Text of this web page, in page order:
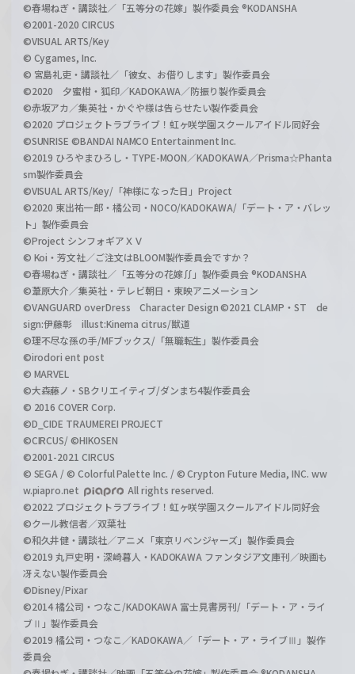
©春場ねぎ・講談社／「五等分の花嫁」製作委員会 ®KODANSHA
©2001-2020 CIRCUS
©VISUAL ARTS/Key
© Cygames, Inc.
© 宮島礼吏・講談社／「彼女、お借りします」製作委員会
©2020 夕蜜柑・狐印／KADOKAWA／防振り製作委員会
©赤坂アカ／集英社・かぐや様は告らせたい製作委員会
©2020 プロジェクトラブライブ！虹ヶ咲学園スクールアイドル同好会
©SUNRISE ©BANDAI NAMCO Entertainment Inc.
©2019 ひろやまひろし・TYPE-MOON／KADOKAWA／Prisma☆Phanta
sm製作委員会
©VISUAL ARTS/Key/「神様になった日」Project
©2020 東出祐一郎・橘公司・NOCO/KADOKAWA/「デート・ア・バレッ
ト」製作委員会
©Project シンフォギアＸＶ
© Koi・芳文社／ご注文はBLOOM製作委員会ですか？
©春場ねぎ・講談社／「五等分の花嫁∬」製作委員会 ®KODANSHA
©葦原大介／集英社・テレビ朝日・東映アニメーション
©VANGUARD overDress Character Design ©2021 CLAMP・ST de
sign:伊藤彰 illust:Kinema citrus/獣道
©理不尽な孫の手/MFブックス/「無職転生」製作委員会
©irodori ent post
© MARVEL
©大森藤ノ・SBクリエイティブ/ダンまち4製作委員会
© 2016 COVER Corp.
©D_CIDE TRAUMEREI PROJECT
©CIRCUS/ ©HIKOSEN
©2001-2021 CIRCUS
© SEGA / © Colorful Palette Inc. / © Crypton Future Media, INC. ww
w.piapro.net
All rights reserved.
©2022 プロジェクトラブライブ！虹ヶ咲学園スクールアイドル同好会
©クール教信者／双葉社
©和久井健・講談社／アニメ「東京リベンジャーズ」製作委員会
©2019 丸戸史明・深崎暮人・KADOKAWA ファンタジア文庫刊／映画も
冴えない製作委員会
©Disney/Pixar
©2014 橘公司・つなこ/KADOKAWA 富士見書房刊/「デート・ア・ライ
ブⅡ」製作委員会
©2019 橘公司・つなこ／KADOKAWA／「デート・ア・ライブⅢ」製作
委員会